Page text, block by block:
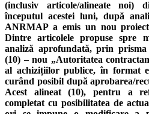
(inclusiv articole/alineate noi)
începutul acestei luni, după
ANRMAP a emis un nou
Dintre articolele propuse spre
analiză aprofundată, prin
(10) – nou „Autoritatea
al achizițiilor publice, în format
curând posibil după aprobarea/
Acest alineat (10), pentru a
completat cu posibilitatea de